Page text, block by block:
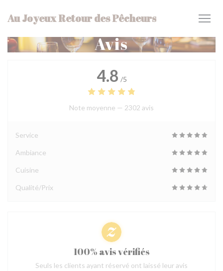
Au Joyeux Retour des Pêcheurs
Avis
4.8 /5
Note moyenne — 2302 avis
Service
Ambiance
Cuisine
Qualité/Prix
100% avis vérifiés
Seuls les clients ayant réservé ont laissé leur avis